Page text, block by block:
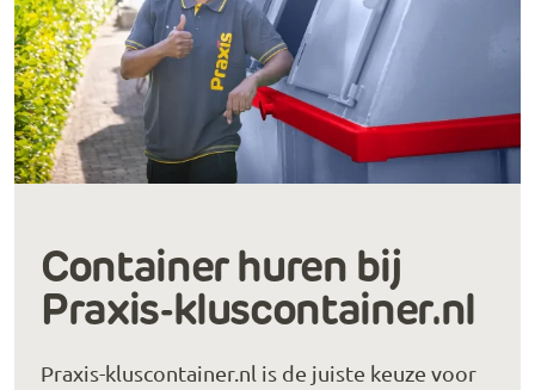
Container huren bij
Praxis-kluscontainer.nl
Praxis-kluscontainer.nl is de juiste keuze voor